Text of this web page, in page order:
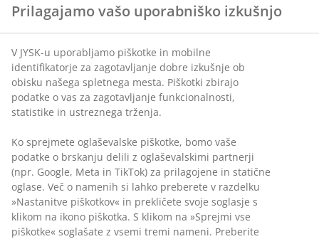
Prilagajamo vašo uporabniško izkušnjo
V JYSK-u uporabljamo piškotke in mobilne
identifikatorje za zagotavljanje dobre izkušnje ob
obisku našega spletnega mesta. Piškotki zbirajo
podatke o vas za zagotavljanje funkcionalnosti,
statistike in ustreznega trženja.
Ko sprejmete oglaševalske piškotke, bomo vaše
podatke o brskanju delili z oglaševalskimi partnerji
(npr. Google, Meta in TikTok) za prilagojene in statične
oglase. Več o namenih si lahko preberete v razdelku
»Nastanitve piškotkov« in prekličete svoje soglasje s
klikom na ikono piškotka. S klikom na »Sprejmi vse
piškotke« soglašate z vsemi tremi nameni. Preberite